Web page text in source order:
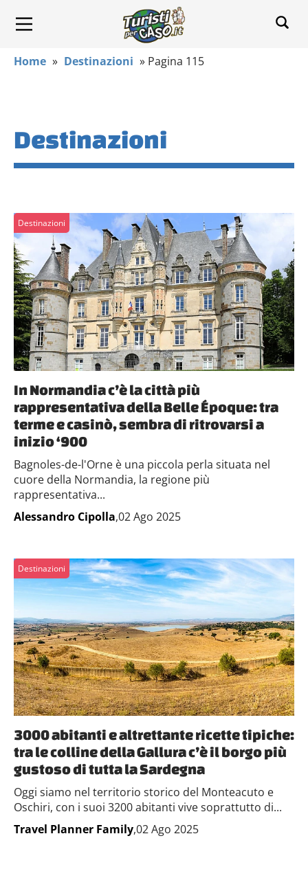
Home » Destinazioni » Pagina 115
Destinazioni
Destinazioni
In Normandia c’è la città più
rappresentativa della Belle Époque: tra
terme e casinò, sembra di ritrovarsi a
inizio ‘900
Bagnoles-de-l'Orne è una piccola perla situata nel
cuore della Normandia, la regione più
rappresentativa...
Alessandro Cipolla,02 Ago 2025
Destinazioni
3000 abitanti e altrettante ricette tipiche:
tra le colline della Gallura c’è il borgo più
gustoso di tutta la Sardegna
Oggi siamo nel territorio storico del Monteacuto e
Oschiri, con i suoi 3200 abitanti vive soprattutto di...
Travel Planner Family,02 Ago 2025